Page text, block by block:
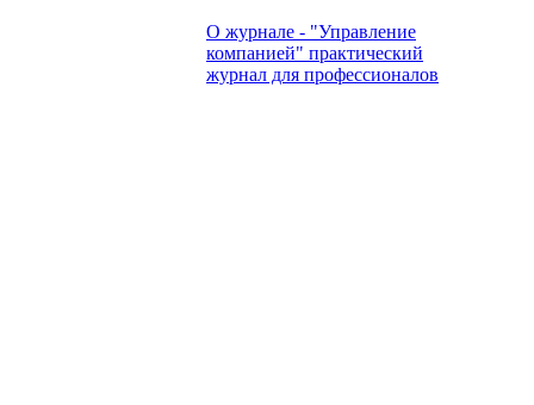
О журнале - "Управление
компанией" практический
журнал для профессионалов